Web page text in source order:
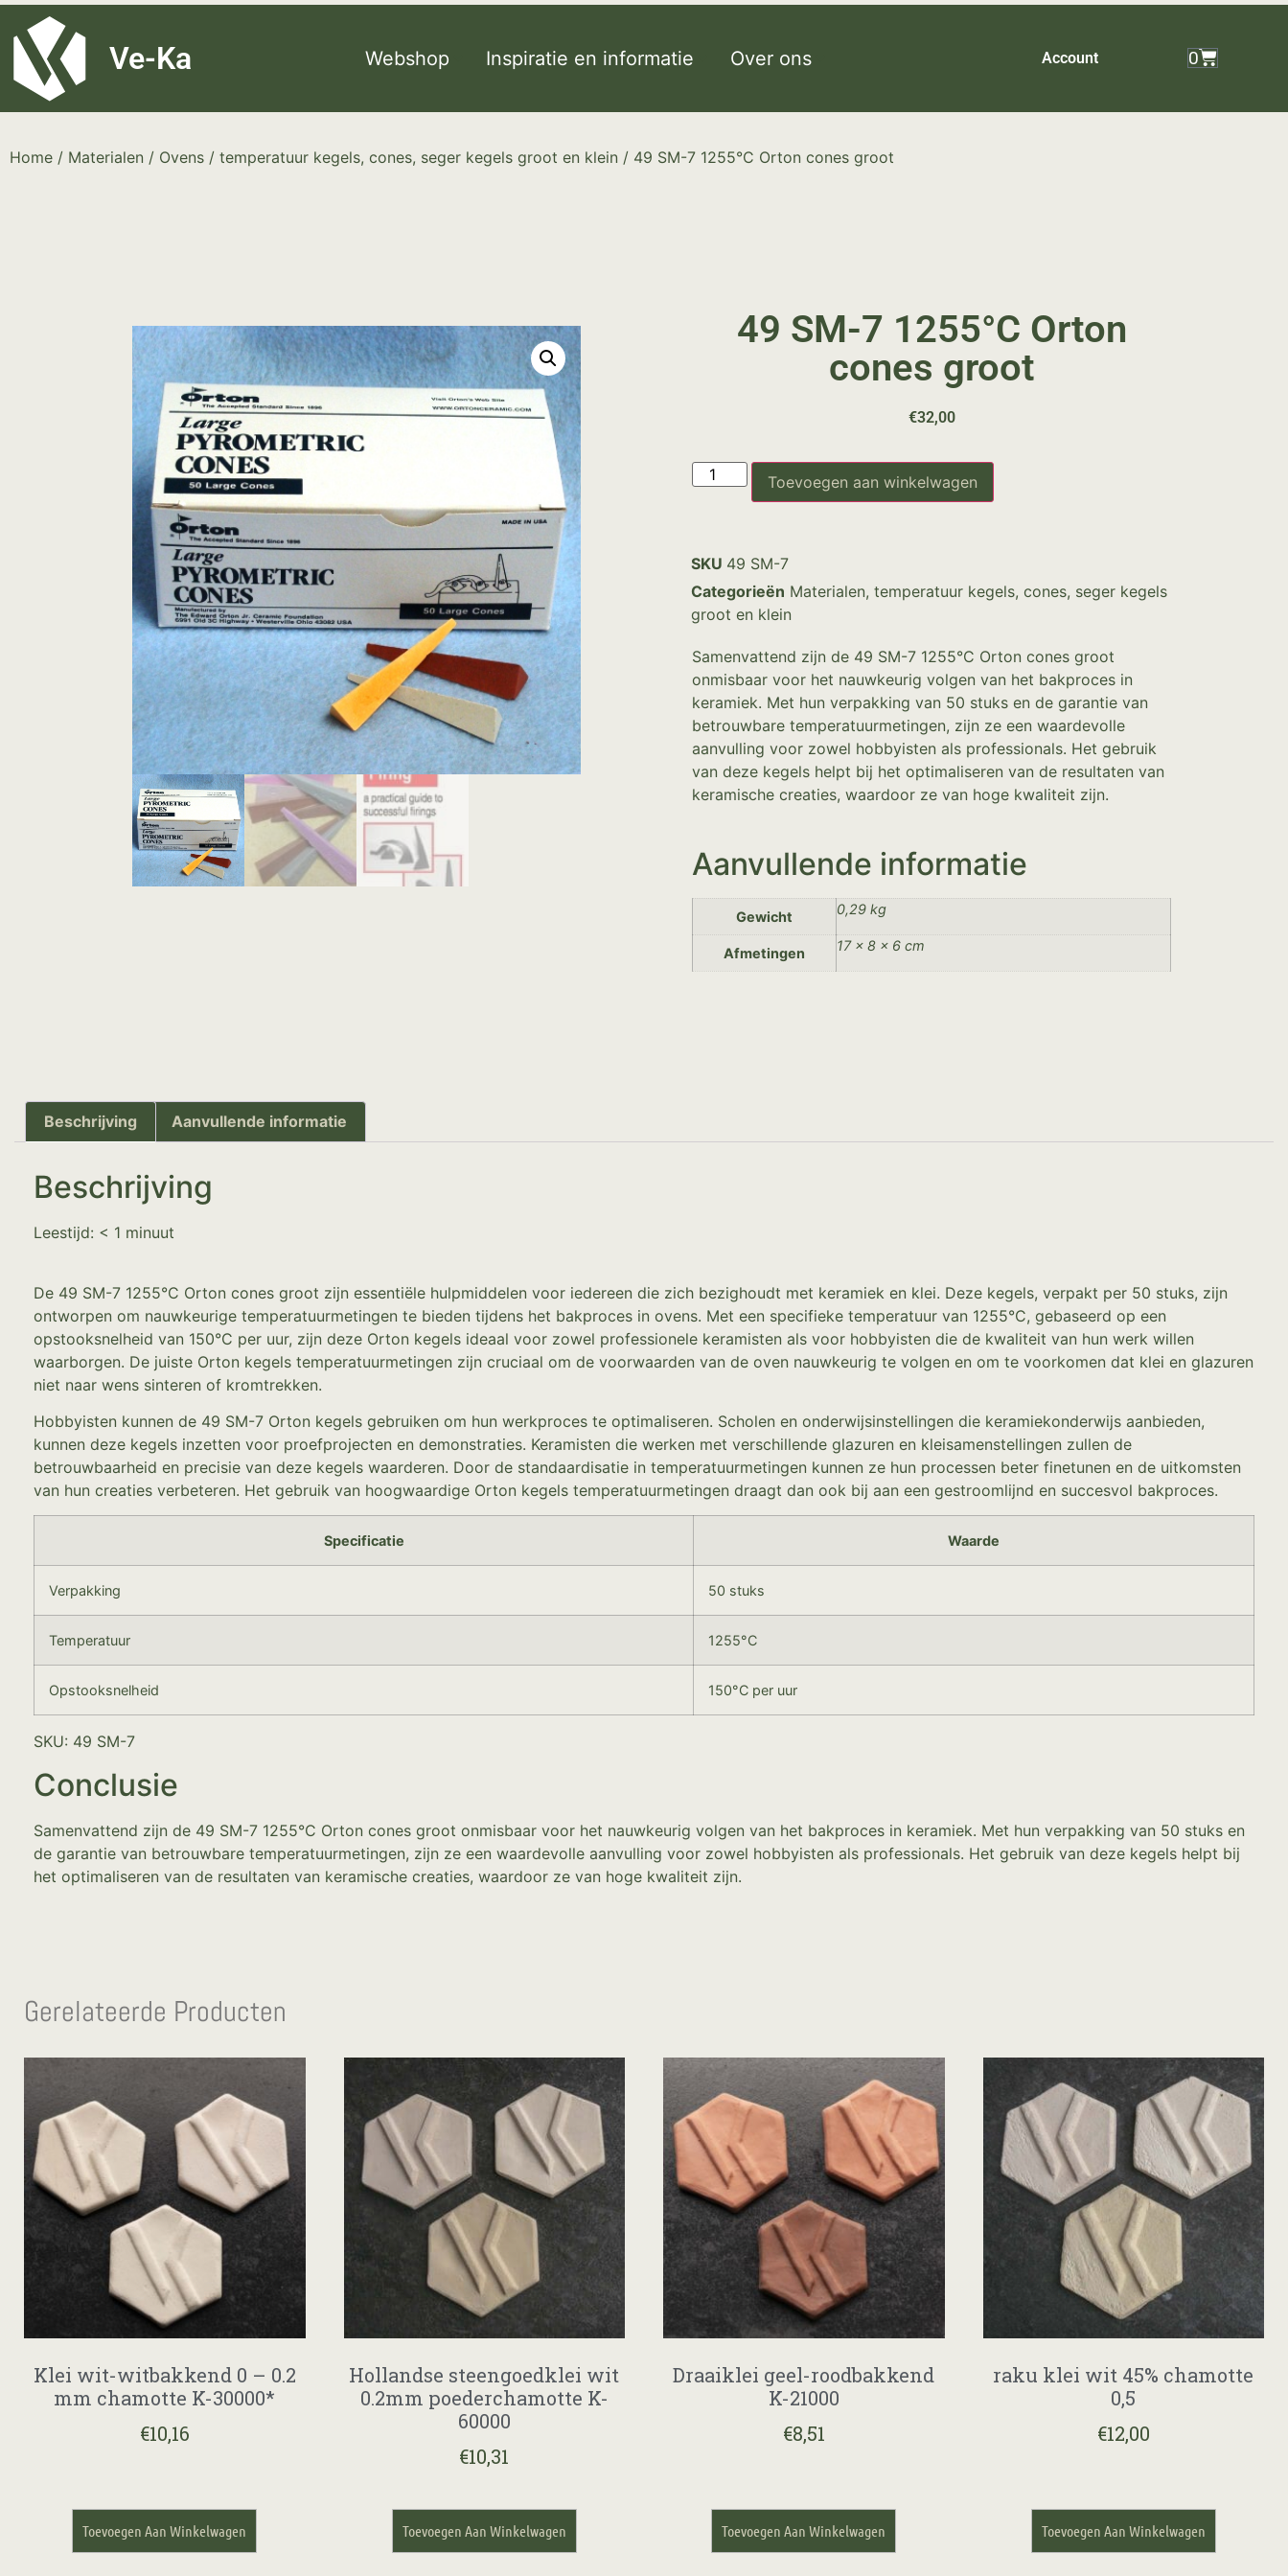
G-8P7N3X5BJ9
Ve-Ka Webshop Inspiratie en informatie Over ons Account 0
Home / Materialen / Ovens / temperatuur kegels, cones, seger kegels groot en klein / 49 SM-7 1255°C Orton cones groot
49 SM-7 1255°C Orton
cones groot
€32,00
Toevoegen aan winkelwagen
SKU 49 SM-7
Categorieën Materialen, temperatuur kegels, cones, seger kegels
groot en klein
Samenvattend zijn de 49 SM-7 1255°C Orton cones groot
onmisbaar voor het nauwkeurig volgen van het bakproces in
keramiek. Met hun verpakking van 50 stuks en de garantie van
betrouwbare temperatuurmetingen, zijn ze een waardevolle
aanvulling voor zowel hobbyisten als professionals. Het gebruik
van deze kegels helpt bij het optimaliseren van de resultaten van
keramische creaties, waardoor ze van hoge kwaliteit zijn.
Aanvullende informatie
Gewicht 0,29 kg
Afmetingen 17 × 8 × 6 cm
Beschrijving Aanvullende informatie
Beschrijving
Leestijd: < 1 minuut
De 49 SM-7 1255°C Orton cones groot zijn essentiële hulpmiddelen voor iedereen die zich bezighoudt met keramiek en klei. Deze kegels, verpakt per 50 stuks, zijn
ontworpen om nauwkeurige temperatuurmetingen te bieden tijdens het bakproces in ovens. Met een specifieke temperatuur van 1255°C, gebaseerd op een
opstooksnelheid van 150°C per uur, zijn deze Orton kegels ideaal voor zowel professionele keramisten als voor hobbyisten die de kwaliteit van hun werk willen
waarborgen. De juiste Orton kegels temperatuurmetingen zijn cruciaal om de voorwaarden van de oven nauwkeurig te volgen en om te voorkomen dat klei en glazuren
niet naar wens sinteren of kromtrekken.
Hobbyisten kunnen de 49 SM-7 Orton kegels gebruiken om hun werkproces te optimaliseren. Scholen en onderwijsinstellingen die keramiekonderwijs aanbieden,
kunnen deze kegels inzetten voor proefprojecten en demonstraties. Keramisten die werken met verschillende glazuren en kleisamenstellingen zullen de
betrouwbaarheid en precisie van deze kegels waarderen. Door de standaardisatie in temperatuurmetingen kunnen ze hun processen beter finetunen en de uitkomsten
van hun creaties verbeteren. Het gebruik van hoogwaardige Orton kegels temperatuurmetingen draagt dan ook bij aan een gestroomlijnd en succesvol bakproces.
Specificatie Waarde
Verpakking 50 stuks
Temperatuur 1255°C
Opstooksnelheid 150°C per uur
SKU: 49 SM-7
Conclusie
Samenvattend zijn de 49 SM-7 1255°C Orton cones groot onmisbaar voor het nauwkeurig volgen van het bakproces in keramiek. Met hun verpakking van 50 stuks en
de garantie van betrouwbare temperatuurmetingen, zijn ze een waardevolle aanvulling voor zowel hobbyisten als professionals. Het gebruik van deze kegels helpt bij
het optimaliseren van de resultaten van keramische creaties, waardoor ze van hoge kwaliteit zijn.
Gerelateerde Producten
Klei wit-witbakkend 0 – 0.2
mm chamotte K-30000*
€10,16
Toevoegen Aan Winkelwagen
Hollandse steengoedklei wit
0.2mm poederchamotte K-
60000
€10,31
Toevoegen Aan Winkelwagen
Draaiklei geel-roodbakkend
K-21000
€8,51
Toevoegen Aan Winkelwagen
raku klei wit 45% chamotte
0,5
€12,00
Toevoegen Aan Winkelwagen